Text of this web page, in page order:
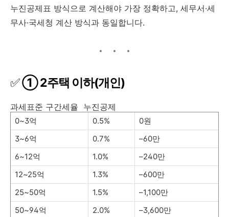
누진공제표 방식으로 계산해야 가장 정확하고, 세무서·세
무사·국세청 계산 방식과 동일합니다.
✅① 2주택 이하(개인)
과세표준 구간세율 누진공제
0~3억 0.5%
0원
3~6억
0.7%
–60만
6~12억
1.0%
–240만
12~25억
1.3%
–600만
25~50억
1.5%
–1,100만
50~94억
2.0%
–3,600만